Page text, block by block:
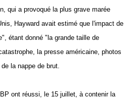
qui a provoqué la plus grave marée
Hayward avait estimé que l'impact de
étant donné "la grande taille de
la presse américaine, photos
la nappe de brut.
ont réussi, le 15 juillet, à contenir la